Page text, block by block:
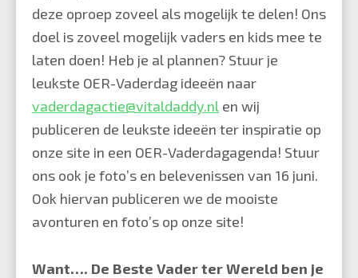
deze oproep zoveel als mogelijk te delen! Ons
doel is zoveel mogelijk vaders en kids mee te
laten doen! Heb je al plannen? Stuur je
leukste OER-Vaderdag ideeën naar
vaderdagactie@vitaldaddy.nl en wij
publiceren de leukste ideeën ter inspiratie op
onze site in een OER-Vaderdagagenda! Stuur
ons ook je foto’s en belevenissen van 16 juni.
Ook hiervan publiceren we de mooiste
avonturen en foto’s op onze site!
Want…. De Beste Vader ter Wereld ben je